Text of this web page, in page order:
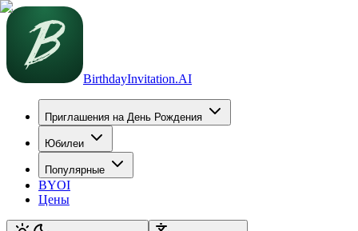
BirthdayInvitation.AI
Приглашения на День Рождения
Юбилеи
Популярные
BYOI
Цены